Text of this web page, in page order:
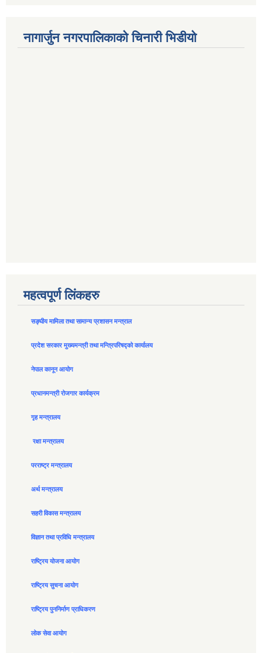
नागार्जुन नगरपालिकाको चिनारी भिडीयो
महत्वपूर्ण लिंकहरु
सङ्घीय मामिला तथा सामान्य प्रशासन मन्त्राल
प्रदेश सरकार मुख्यमन्त्री तथा मन्त्रिपरिषद्को कार्यालय
नेपाल कानून आयोग
प्रधानमन्त्री रोजगार कार्यक्रम
गृह मन्त्रालय
रक्षा मन्त्रालय
परराष्ट्र मन्त्रालय
अर्थ मन्त्रालय
सहरी विकास मन्त्रालय
विज्ञान तथा प्रविधि मन्त्रालय
राष्ट्रिय योजना आयोग
राष्ट्रिय सुचना आयोग
राष्ट्रिय पुननिर्माण प्राधिकरण
लोक सेवा आयोग